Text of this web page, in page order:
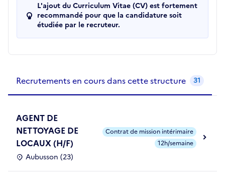
L'ajout du Curriculum Vitae (CV) est fortement
recommandé pour que la candidature soit
étudiée par le recruteur.
Recrutements en cours dans cette structure 31
AGENT DE
NETTOYAGE DE
LOCAUX (H/F)
Aubusson (23)
Contrat de mission intérimaire
12h/semaine